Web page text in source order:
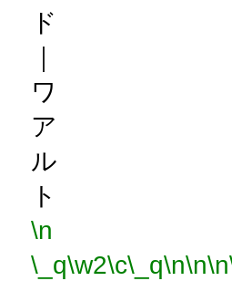
ド
ワ
ア
ル
ト
\n
\_q\w2\c\_q\n\n\n